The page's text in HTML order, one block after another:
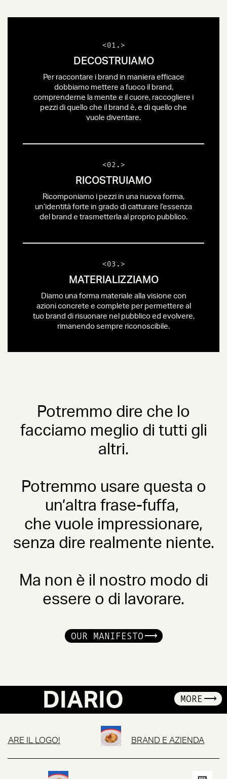
<01.>
DECOSTRUIAMO
Per raccontare i brand in maniera efficace
dobbiamo mettere a fuoco il brand,
comprenderne la mente e il cuore, raccogliere i
pezzi di quello che il brand è, e di quello che
vuole diventare.
<02.>
RICOSTRUIAMO
Ricomponiamo i pezzi in una nuova forma,
un’identità forte in grado di catturare l’essenza
del brand e trasmetterla al proprio pubblico.
<03.>
MATERIALIZZIAMO
Diamo una forma materiale alla visione con
azioni concrete e complete per permettere al
tuo brand di risuonare nel pubblico ed evolvere,
rimanendo sempre riconoscibile.
Potremmo dire che lo
facciamo meglio di tutti gli
altri.
Potremmo usare questa o
un’altra frase-fuffa,
che vuole impressionare,
senza dire realmente niente.
Ma non è il nostro modo di
essere o di lavorare.
OUR MANIFESTO
DIARIO MORE
IL LOGO! BRAND E AZIENDA